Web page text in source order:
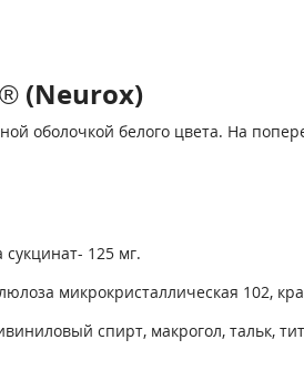
(Neurox)
оболочкой белого цвета. На
125 мг.
микрокристаллическая 102,
спирт, макрогол, тальк,